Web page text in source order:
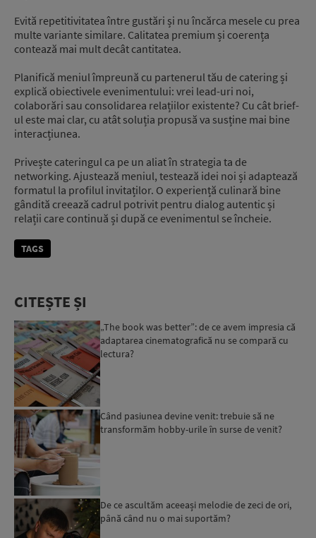
Evită repetitivitatea între gustări și nu încărca mesele cu prea
multe variante similare. Calitatea premium și coerența
contează mai mult decât cantitatea.
Planifică meniul împreună cu partenerul tău de catering și
explică obiectivele evenimentului: vrei lead-uri noi,
colaborări sau consolidarea relațiilor existente? Cu cât brief-
ul este mai clar, cu atât soluția propusă va susține mai bine
interacțiunea.
Privește cateringul ca pe un aliat în strategia ta de
networking. Ajustează meniul, testează idei noi și adaptează
formatul la profilul invitaților. O experiență culinară bine
gândită creează cadrul potrivit pentru dialog autentic și
relații care continuă și după ce evenimentul se încheie.
TAGS
CITEȘTE ȘI
„The book was better”: de ce avem impresia că
adaptarea cinematografică nu se compară cu
lectura?
Când pasiunea devine venit: trebuie să ne
transformăm hobby-urile în surse de venit?
De ce ascultăm aceeași melodie de zeci de ori,
până când nu o mai suportăm?